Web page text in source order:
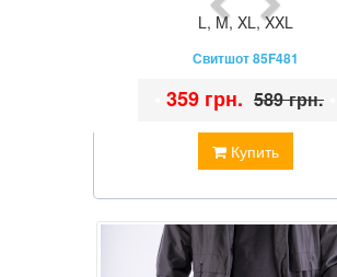
L, M, XL,XXL
Свитшот 85F481
Купить
359 грн. 589 грн.